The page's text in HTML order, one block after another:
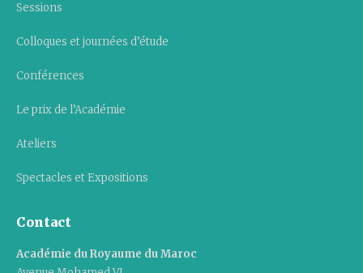
Sessions
Colloques et journées d’étude
Conférences
Le prix de l’Académie
Ateliers
Spectacles et Expositions
Contact
Académie du Royaume du Maroc